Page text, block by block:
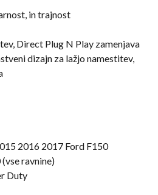
in trajnost
Direct Plug N Play zamenjava
dizajn za lažjo namestitev,
2016 2017 Ford F150
ravnine)
Duty